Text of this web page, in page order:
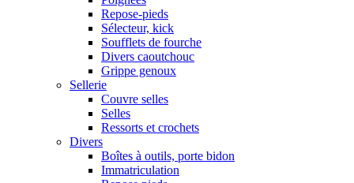
Repose-pieds
Sélecteur, kick
Soufflets de fourche
Divers caoutchouc
Grippe genoux
Sellerie
Couvre selles
Selles
Ressorts et crochets
Divers
Boîtes à outils, porte bidon
Immatriculation